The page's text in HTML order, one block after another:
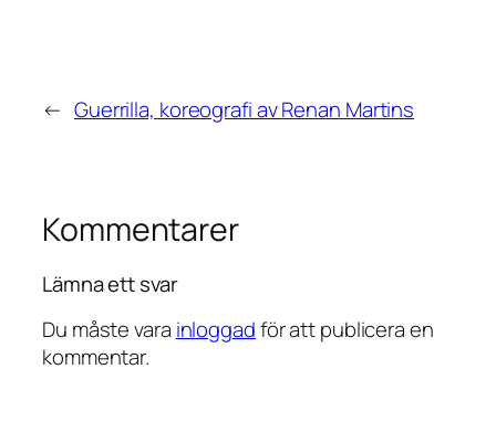
← Guerrilla, koreografi av Renan Martins
Kommentarer
Lämna ett svar
Du måste vara inloggadför att publicera en
kommentar.